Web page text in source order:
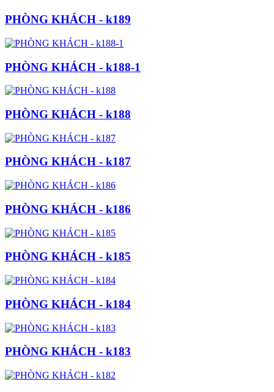
PHÒNG KHÁCH - k189
PHÒNG KHÁCH - k188-1
PHÒNG KHÁCH - k188
PHÒNG KHÁCH - k187
PHÒNG KHÁCH - k186
PHÒNG KHÁCH - k185
PHÒNG KHÁCH - k184
PHÒNG KHÁCH - k183